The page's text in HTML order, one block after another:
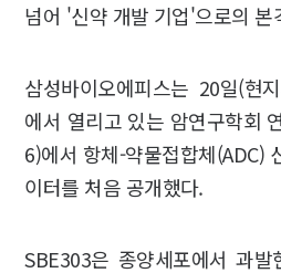
넘어 '신약 개발 기업'으로의
삼성바이오에피스는 20일(현
에서 열리고 있는 암연구학회
6)에서 항체-약물접합체(ADC)
이터를 처음 공개했다.
SBE303은 종양세포에서 과